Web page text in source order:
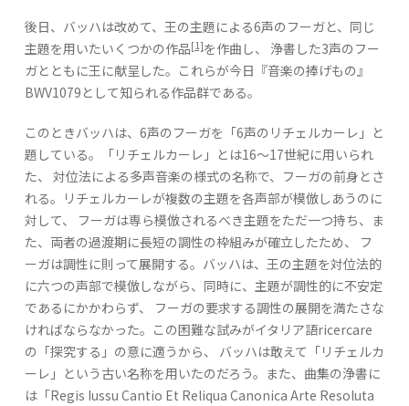
後日、バッハは改めて、王の主題による6声のフーガと、同じ
主題を用いたいくつかの作品[1]を作曲し、 浄書した3声のフー
ガとともに王に献呈した。これらが今日『音楽の捧げもの』
BWV1079として知られる作品群である。
このときバッハは、6声のフーガを「6声のリチェルカーレ」と
題している。「リチェルカーレ」とは16〜17世紀に用いられ
た、 対位法による多声音楽の様式の名称で、フーガの前身とさ
れる。リチェルカーレが複数の主題を各声部が模倣しあうのに
対して、 フーガは専ら模倣されるべき主題をただ一つ持ち、ま
た、両者の過渡期に長短の調性の枠組みが確立したため、 フ
ーガは調性に則って展開する。バッハは、王の主題を対位法的
に六つの声部で模倣しながら、同時に、主題が調性的に不安定
であるにかかわらず、 フーガの要求する調性の展開を満たさな
ければならなかった。この困難な試みがイタリア語ricercare
の「探究する」の意に適うから、 バッハは敢えて「リチェルカ
ーレ」という古い名称を用いたのだろう。また、曲集の浄書に
は「Regis Iussu Cantio Et Reliqua Canonica Arte Resoluta